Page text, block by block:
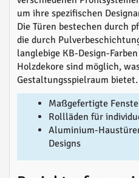
um ihre spezifischen
Die Türen bestechen durch
die durch
langlebige KB-Design-
Holzdekore sind möglich,
Gestaltungsspielraum bietet.
Maßgefertigte
Rollläden für
Aluminium-
Designs